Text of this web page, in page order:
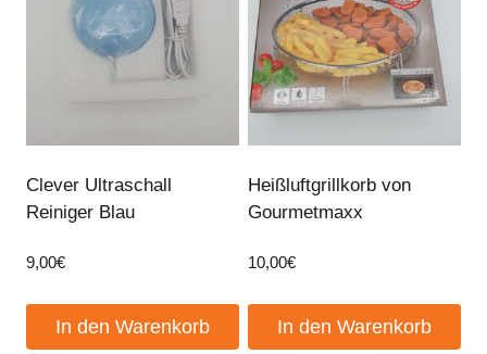
Clever Ultraschall
Reiniger Blau
9,00€
In den Warenkorb
Heißluftgrillkorb von
Gourmetmaxx
10,00€
In den Warenkorb